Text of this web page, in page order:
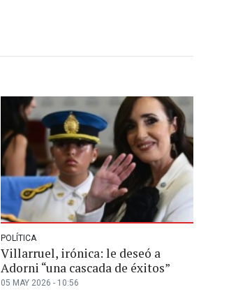
POLÍTICA
Villarruel, irónica: le deseó a
Adorni “una cascada de éxitos”
05 MAY 2026 - 10:56